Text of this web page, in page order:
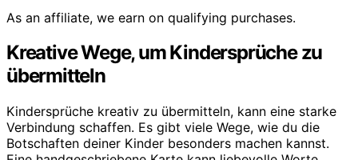
As an affiliate, we earn on qualifying purchases.
Kreative Wege, um Kindersprüche zu
übermitteln
Kindersprüche kreativ zu übermitteln, kann eine starke
Verbindung schaffen. Es gibt viele Wege, wie du die
Botschaften deiner Kinder besonders machen kannst.